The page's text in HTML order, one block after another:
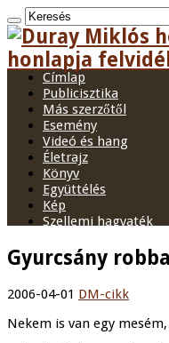
honlapja
Címlap
Publicisztika
Más szerzőtől
Esemény
Videó és hang
Életrajz
Könyv
Együttélés
Kép
Szellemi hagyaték
Gyurcsány
2006-04-01 DM-cikk
Nekem is van egy